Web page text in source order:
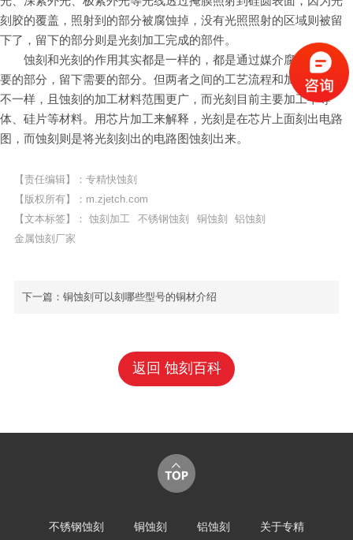
刻胶的覆盖，照射到的部分被腐蚀掉，没有光照照射的区域则被留
下了，留下的部分则是光刻加工完成的部件。
蚀刻和光刻的作用其实都是一样的，都是通过媒介腐蚀去不需
要的部分，留下需要的部分。但两者之间的工艺流程和加工方式都
不一样，且蚀刻的加工材料范围更广，而光刻目前主要加工半导
体、硅片等材料。用芯片加工来解释，光刻是在芯片上面刻出电路
图，而蚀刻则是将光刻刻出的电路图蚀刻出来。
【责任编辑】：专精快蚀刻
【版权所有】： m.zjetch.com
【文本标签】： 蚀刻加工 不锈钢蚀刻 铜蚀刻
铝蚀刻
金属蚀刻厂家
下一篇：铜蚀刻可以刻哪些型号的铜材介绍
返回 蚀刻百科
不锈钢蚀刻 铜蚀刻 铝蚀刻 关于专精